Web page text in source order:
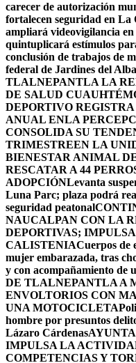
carecer de autorización
fortalecen seguridad en La
ampliará videovigilancia
quintuplicará estímulos
conclusión de trabajos de
federal de Jardines del Alba
TLALNEPANTLA LA
DE SALUD
DEPORTIVO
ANUAL ENLA
CONSOLIDA SU
TRIMESTREEN LA
BIENESTAR ANIMAL
RESCATAR A 44
ADOPCIÓNLevanta
Luna Parc; plaza podrá
seguridad peatonal
NAUCALPAN CON LA
DEPORTIVAS;
CALISTENIACuerpos de
mujer embarazada, tras
y con acompañamiento de
DE TLALNEPANTLA A
ENVOLTORIOS CON
UNA MOTOCICLETA
hombre por presuntos
Lázaro Cárdenas
IMPULSA LA
COMPETENCIAS Y